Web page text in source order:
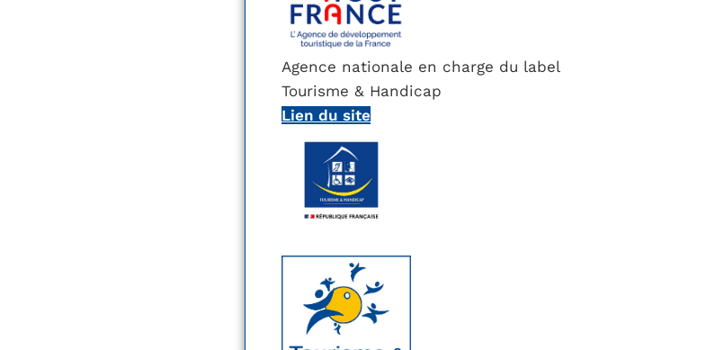
Agence nationale en charge du label
Tourisme & Handicap
Lien du site